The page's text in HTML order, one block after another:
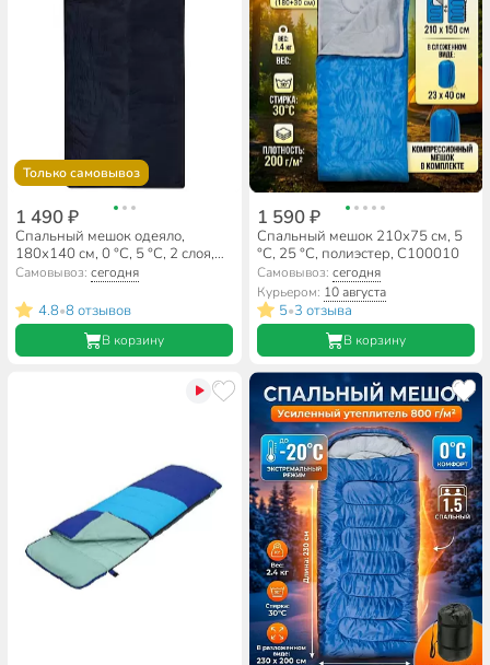
Только самовывоз
1 490 ₽
Спальный мешок одеяло,
180х140 см, 0 °C, 5 °C, 2 слоя,
таффета, синтетика, Ecos,
СМ002, 105658
Самовывоз:сегодня
4.8•8 отзывов
В корзину
1 590 ₽
Спальный мешок 210х75 см, 5
°C, 25 °C, полиэстер, C100010
Самовывоз: сегодня
Курьером: 10 августа
5•3 отзыва
В корзину